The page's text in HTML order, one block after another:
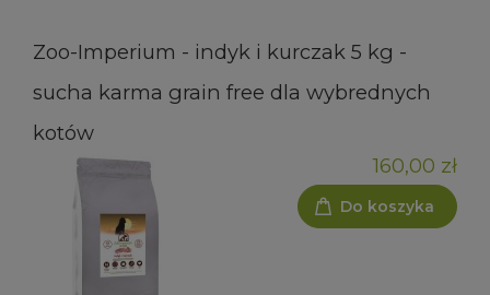
Zoo-Imperium - indyk i kurczak 5 kg -
sucha karma grain free dla wybrednych
kotów
160,00 zł
Do koszyka